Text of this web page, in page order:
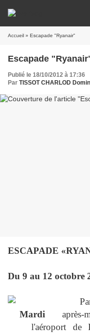
Accueil » Escapade "Ryanair"
Escapade
Publié le 18/10/2012 à 17:36
Par TISSOT CHARLOD
ESCAPADE
Du 9 au 12 octobre
Mardi
après-
l'aéroport de